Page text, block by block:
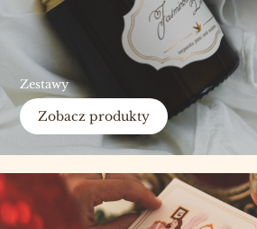
Zestawy
Zobacz produkty